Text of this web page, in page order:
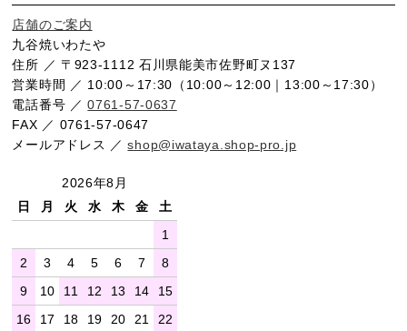
店舗のご案内
九谷焼いわたや
住所 ／ 〒923-1112 石川県能美市佐野町ヌ137
営業時間 ／ 10:00～17:30（10:00～12:00｜13:00～17:30）
電話番号 ／0761-57-0637
FAX ／ 0761-57-0647
メールアドレス ／shop@iwataya.shop-pro.jp
2026年8月
日
月 火 水 木 金
土
1
2
3 4 5 6 7
8
9
10 11 12 13 14
15
16
17 18 19 20 21
22